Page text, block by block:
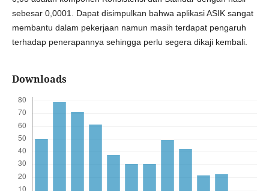
sebesar 0,0001. Dapat disimpulkan bahwa aplikasi ASIK sangat
membantu dalam pekerjaan namun masih terdapat pengaruh
terhadap penerapannya sehingga perlu segera dikaji kembali.
Downloads